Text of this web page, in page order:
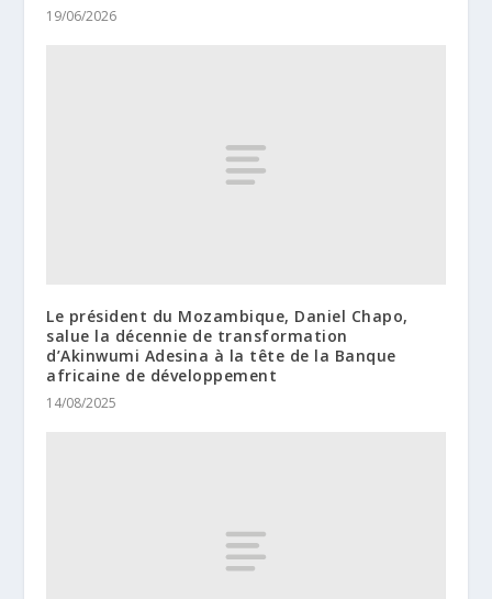
19/06/2026
Le président du Mozambique, Daniel Chapo,
salue la décennie de transformation
d’Akinwumi Adesina à la tête de la Banque
africaine de développement
14/08/2025